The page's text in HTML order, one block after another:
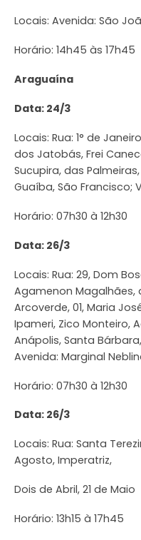
Locais: Avenida: São
Horário: 14h45 às 17h45
Araguaína
Data: 24/3
Locais: Rua: 1° de
dos Jatobás, Frei
Sucupira, das Palmeiras,
Guaíba, São Francisco;
Horário: 07h30 à 12h30
Data: 26/3
Locais: Rua: 29, Dom
Agamenon Magalhães,
Arcoverde, 01, Maria
Ipameri, Zico Monteiro,
Anápolis, Santa
Avenida: Marginal
Horário: 07h30 à 12h30
Data: 26/3
Locais: Rua: Santa
Agosto, Imperatriz,
Dois de Abril, 21 de Maio
Horário: 13h15 à 17h45